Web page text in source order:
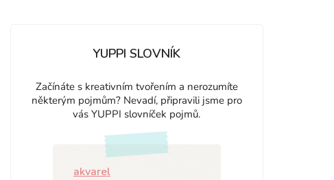
YUPPI SLOVNÍK
Začínáte s kreativním tvořením a nerozumíte
některým pojmům? Nevadí, připravili jsme pro
vás YUPPI slovníček pojmů.
akvarel